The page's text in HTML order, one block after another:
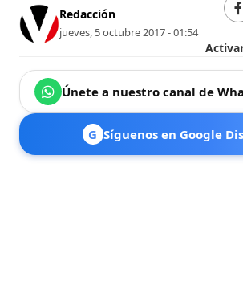
Redacción
jueves, 5 octubre 2017 - 01:54
Únete a nuestro canal de
G Síguenos en Google